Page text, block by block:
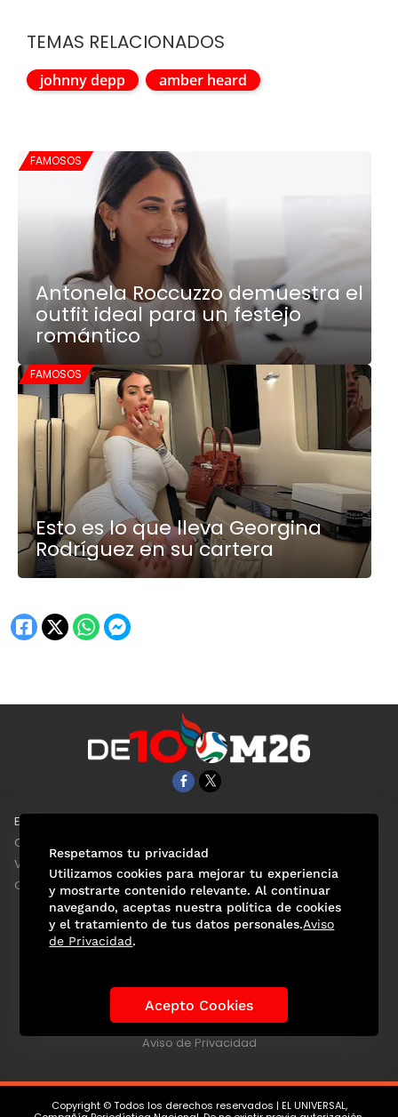
TEMAS RELACIONADOS
johnny depp amber heard
FAMOSOS
Antonela Roccuzzo demuestra el
outfit ideal para un festejo
romántico
FAMOSOS
Esto es lo que lleva Georgina
Rodríguez en su cartera
EL UNIVERSAL
Clase
ViveUSA
Confabulario
Historia de los Mundiales Lo viral Anécdotas Mundialistas
Las Figuras Tendencias Directorio
Aviso de Privacidad
Copyright © Todos los derechos reservados | EL UNIVERSAL,
Respetamos tu privacidad
Utilizamos cookies para mejorar tu experiencia
y mostrarte contenido relevante. Al continuar
navegando, aceptas nuestra política de cookies
y el tratamiento de tus datos personales.Aviso
de Privacidad.
Acepto Cookies